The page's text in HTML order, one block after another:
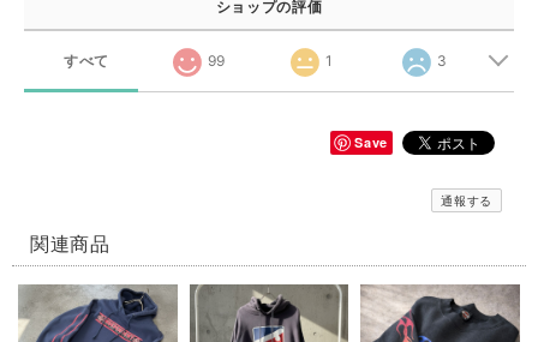
ショップの評価
すべて 99 1 3
Save
通報する
関連商品